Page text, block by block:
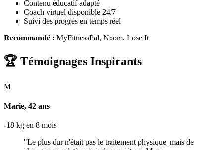
Contenu éducatif adapté
Coach virtuel disponible 24/7
Suivi des progrès en temps réel
Recommandé : MyFitnessPal, Noom, Lose It
🏆 Témoignages Inspirants
M
Marie, 42 ans
-18 kg en 8 mois
"Le plus dur n'était pas le traitement physique, mais de